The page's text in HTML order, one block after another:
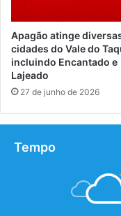
Apagão atinge
cidades do Vale do
incluindo Encantado e
Lajeado
27 de junho de 2026
Tempo